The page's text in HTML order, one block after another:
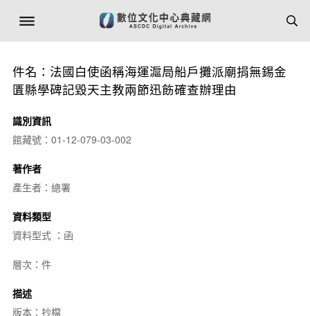
件名：法國白使函稱海運滬局船戶攤派廟捐無錫金
匱縣學碑記毀天主教兩節迅飭確查辦理由
識別資訊
館藏號：01-12-079-03-002
著作者
產生者：總署
資料類型
資料型式 ：函
層次：件
描述
版本：抄檔